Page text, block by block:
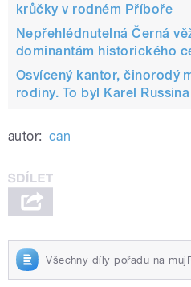
krůčky v rodném Příboře
Nepřehlédnutelná Černá
dominantám historického
Osvícený kantor, činorodý
rodiny. To byl Karel
autor: can
Všechny díly pořadu na